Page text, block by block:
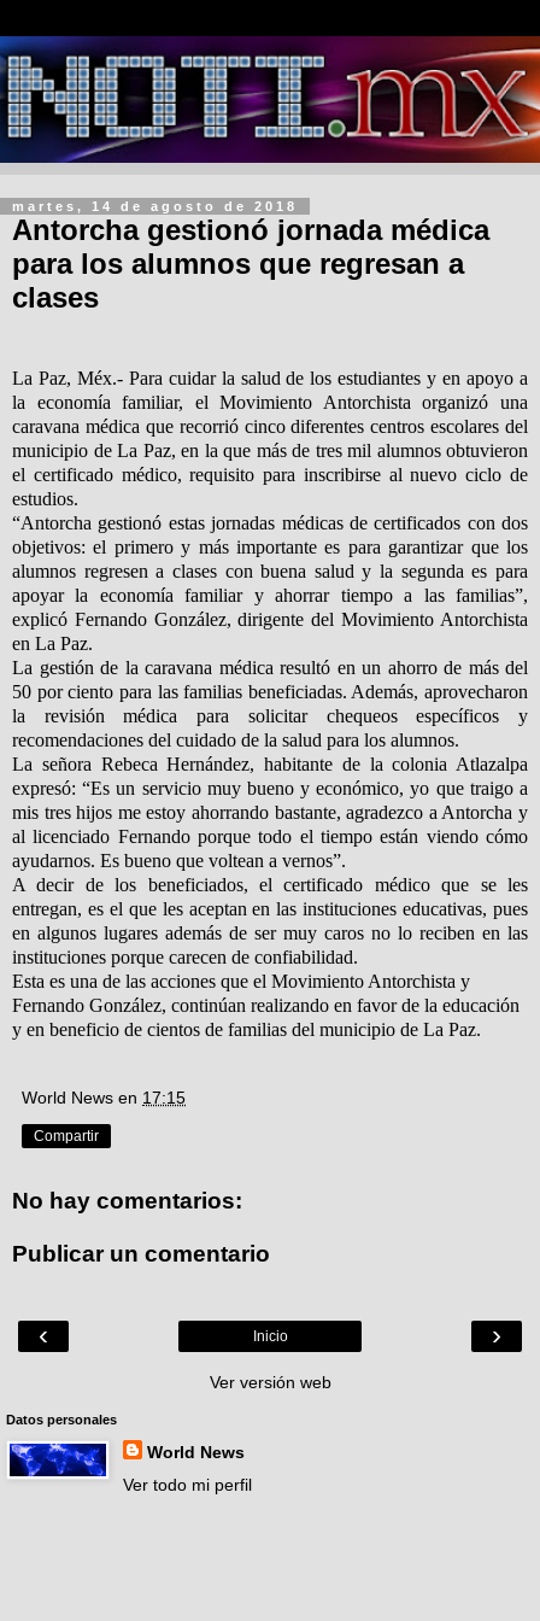
martes, 14 de agosto de 2018
Antorcha gestionó jornada médica
para los alumnos que regresan a
clases
La Paz, Méx.- Para cuidar la salud de los estudiantes y en apoyo a
la economía familiar, el Movimiento Antorchista organizó una
caravana médica que recorrió cinco diferentes centros escolares del
municipio de La Paz, en la que más de tres mil alumnos obtuvieron
el certificado médico, requisito para inscribirse al nuevo ciclo de
estudios.
“Antorcha gestionó estas jornadas médicas de certificados con dos
objetivos: el primero y más importante es para garantizar que los
alumnos regresen a clases con buena salud y la segunda es para
apoyar la economía familiar y ahorrar tiempo a las familias”,
explicó Fernando González, dirigente del Movimiento Antorchista
en La Paz.
La gestión de la caravana médica resultó en un ahorro de más del
50 por ciento para las familias beneficiadas. Además, aprovecharon
la revisión médica para solicitar chequeos específicos y
recomendaciones del cuidado de la salud para los alumnos.
La señora Rebeca Hernández, habitante de la colonia Atlazalpa
expresó: “Es un servicio muy bueno y económico, yo que traigo a
mis tres hijos me estoy ahorrando bastante, agradezco a Antorcha y
al licenciado Fernando porque todo el tiempo están viendo cómo
ayudarnos. Es bueno que voltean a vernos”.
A decir de los beneficiados, el certificado médico que se les
entregan, es el que les aceptan en las instituciones educativas, pues
en algunos lugares además de ser muy caros no lo reciben en las
instituciones porque carecen de confiabilidad.
Esta es una de las acciones que el Movimiento Antorchista y
Fernando González, continúan realizando en favor de la educación
y en beneficio de cientos de familias del municipio de La Paz.
World News en 17:15
Compartir
No hay comentarios:
Publicar un comentario
‹ ›
Inicio
Ver versión web
Datos personales
World News
Ver todo mi perfil